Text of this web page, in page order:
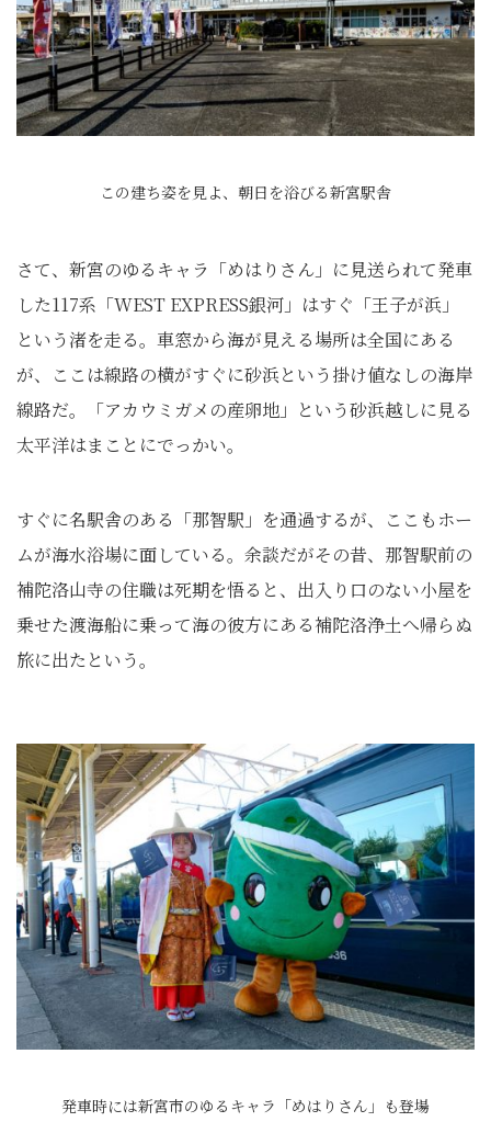
この建ち姿を見よ、朝日を浴びる新宮駅舎
さて、新宮のゆるキャラ「めはりさん」に見送られて発車
した117系「WEST EXPRESS銀河」はすぐ「王子が浜」
という渚を走る。車窓から海が見える場所は全国にある
が、ここは線路の横がすぐに砂浜という掛け値なしの海岸
線路だ。「アカウミガメの産卵地」という砂浜越しに見る
太平洋はまことにでっかい。
すぐに名駅舎のある「那智駅」を通過するが、ここもホー
ムが海水浴場に面している。余談だがその昔、那智駅前の
補陀洛山寺の住職は死期を悟ると、出入り口のない小屋を
乗せた渡海船に乗って海の彼方にある補陀洛浄土へ帰らぬ
旅に出たという。
発車時には新宮市のゆるキャラ「めはりさん」も登場